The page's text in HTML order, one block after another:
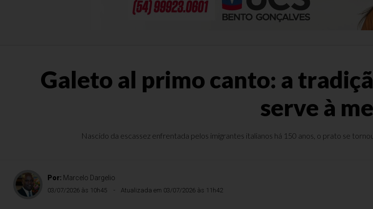
Galeto al primo canto: a
serve à
Nascido da escassez enfrentada pelos imigrantes italianos há 150 anos, o prato se
Por: Marcelo Dargelio
03/07/2026 às 10h45 Atualizada em 03/07/2026 às 11h42